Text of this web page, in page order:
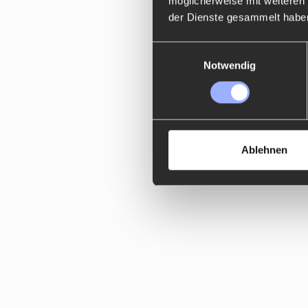
der Dienste gesammelt
Notwendig
Ablehnen